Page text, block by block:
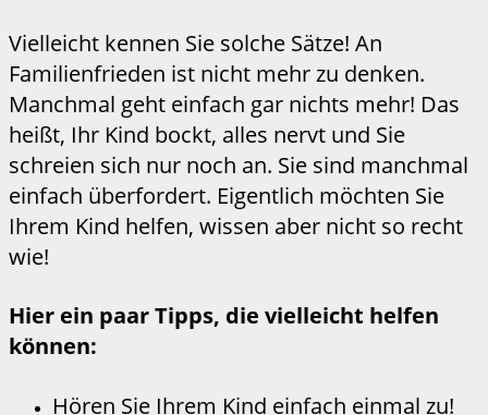
Vielleicht kennen Sie solche Sätze! An
Familienfrieden ist nicht mehr zu denken.
Manchmal geht einfach gar nichts mehr! Das
heißt, Ihr Kind bockt, alles nervt und Sie
schreien sich nur noch an. Sie sind manchmal
einfach überfordert. Eigentlich möchten Sie
Ihrem Kind helfen, wissen aber nicht so recht
wie!
Hier ein paar Tipps, die vielleicht helfen
können:
Hören Sie Ihrem Kind einfach einmal zu!